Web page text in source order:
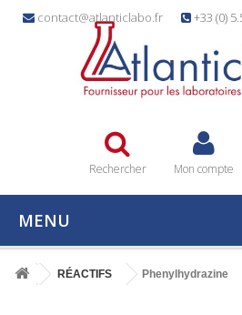
contact@atlanticlabo.fr +33 (0)
Rechercher Mon compte
MENU
RÉACTIFS Phenylhydrazine